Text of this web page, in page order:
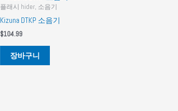
플래시 hider, 소음기
Kizuna DTKP 소음기
$104.99
장바구니